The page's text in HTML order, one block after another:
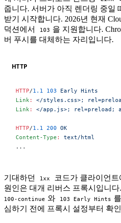
줍니다. 서버가 아직 렌더링 중일
받기 시작합니다. 2026년 현재
덕션에서
103 을 지원합니다.
버 푸시를 대체하는 자리입니다.
HTTP
HTTP/1.1 103 Early Hints
Link :
</styles.css>;
Link : </app.js>; rel=preload;
HTTP/1.1 200 OK
Content-Type :
text/html
...
기대하던 1xx
코드가 클라이언
원인은 대개 리버스 프록시입니다
100-continue 와 103 Early Hints
심하기 전에 프록시 설정부터 확